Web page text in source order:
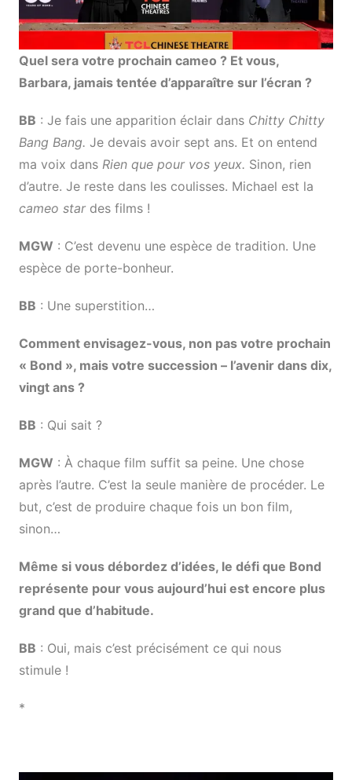
Quel sera votre prochain cameo ? Et vous,
Barbara, jamais tentée d’apparaître sur l’écran ?
BB : Je fais une apparition éclair dans Chitty Chitty
Bang Bang. Je devais avoir sept ans. Et on entend
ma voix dans Rien que pour vos yeux. Sinon, rien
d’autre. Je reste dans les coulisses. Michael est la
cameo star des films !
MGW : C’est devenu une espèce de tradition. Une
espèce de porte-bonheur.
BB : Une superstition…
Comment envisagez-vous, non pas votre prochain
« Bond », mais votre succession – l’avenir dans dix,
vingt ans ?
BB : Qui sait ?
MGW : À chaque film suffit sa peine. Une chose
après l’autre. C’est la seule manière de procéder. Le
but, c’est de produire chaque fois un bon film,
sinon…
Même si vous débordez d’idées, le défi que Bond
représente pour vous aujourd’hui est encore plus
grand que d’habitude.
BB : Oui, mais c’est précisément ce qui nous
stimule !
*